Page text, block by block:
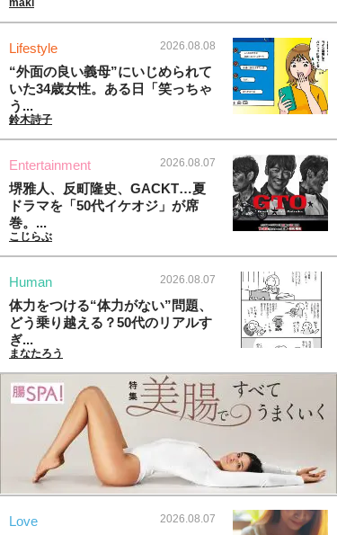
maki
Lifestyle 2026.08.08
“外面の良い義母”にいじめられて
いた34歳女性。ある日「笑っちゃ
う...
鈴木詩子
Entertainment 2026.08.07
堺雅人、反町隆史、GACKT…夏
ドラマを「50代イケオジ」が席
巻。...
こじらぶ
Human 2026.08.07
体力をつける“体力がない”問題、
どう乗り越える？50代のリアルす
ぎ...
まなたろう
Love 2026.08.07